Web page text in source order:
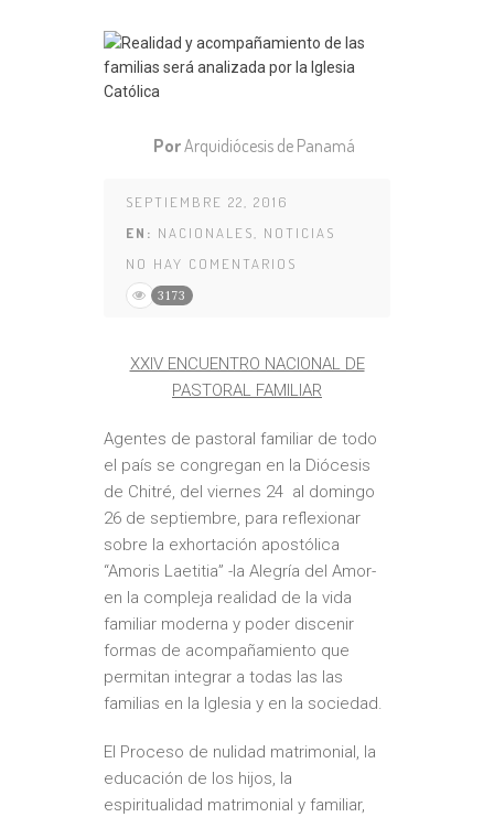
PorArquidiócesis de Panamá
SEPTIEMBRE 22, 2016
EN: NACIONALES
NOTICIAS
NO HAY COMENTARIOS
3173
XXIV ENCUENTRO NACIONAL DE
PASTORAL FAMILIAR
Agentes de pastoral familiar de todo
el país se congregan en la Diócesis
de Chitré, del viernes 24 al domingo
26 de septiembre, para reflexionar
sobre la exhortación apostólica
“Amoris Laetitia” -la Alegría del Amor-
en la compleja realidad de la vida
familiar moderna y poder discenir
formas de acompañamiento que
permitan integrar a todas las las
familias en la Iglesia y en la sociedad.
El Proceso de nulidad matrimonial, la
educación de los hijos, la
espiritualidad matrimonial y familiar,